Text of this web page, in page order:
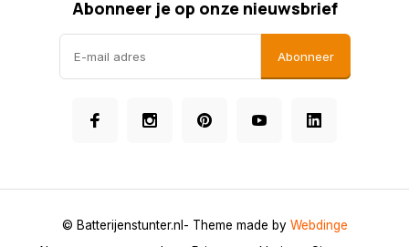
Abonneer je op onze nieuwsbrief
Abonneer
© Batterijenstunter.nl - Theme made by Webdinge